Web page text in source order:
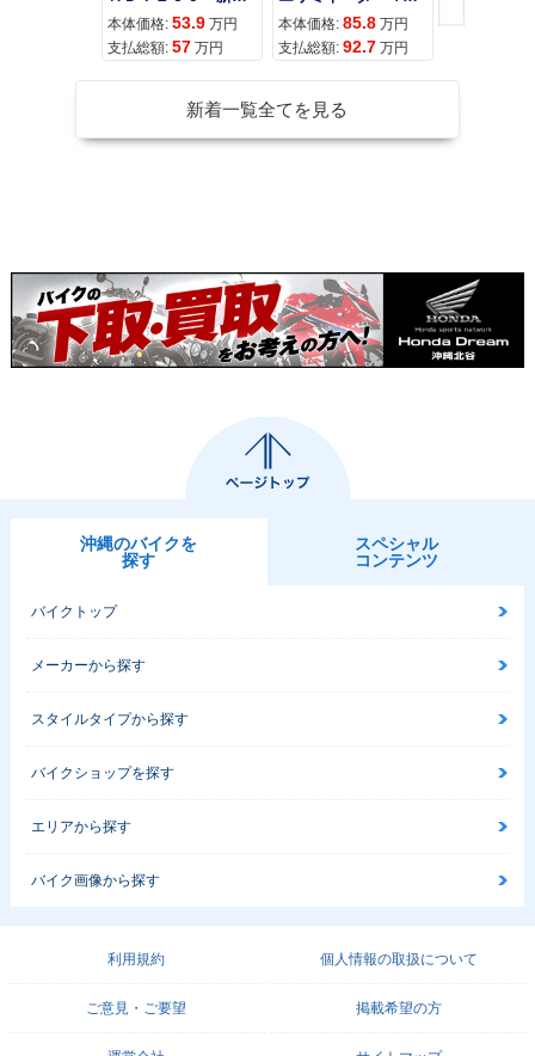
本体価格: 53.9 万円
支払総額: 57 万円
本体価格: 85.8 万円
支払総額: 92.7 万円
本体価格:
新着一覧全てを見る
沖縄のバイクを
探す
スペシャル
コンテンツ
バイクトップ
メーカーから探す
スタイルタイプから探す
バイクショップを探す
エリアから探す
バイク画像から探す
利用規約 個人情報の取扱について
ご意見・ご要望 掲載希望の方